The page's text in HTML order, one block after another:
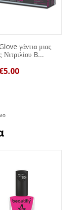
γάντια μιας
Νιτριλίου B...
5.00